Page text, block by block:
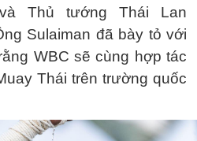
và Thủ tướng Thái Lan
Sulaiman đã bày tỏ với
WBC sẽ cùng hợp tác
Thái trên trường quốc